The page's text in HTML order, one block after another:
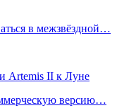
в межзвёздной…
Artemis II к Луне
версию…